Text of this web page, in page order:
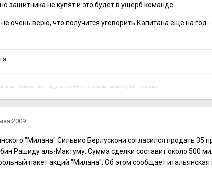
защитника не купят и это будет в ущерб команде.
не очень верю, что получится уговорить Капитана еще на
Темного Леса. Будь безупречен в своих желаниях (с) М. Петросян
2009
"Милана" Сильвио Берлускони согласился продать 35
Рашиду аль-Мактуму. Сумма сделки составит около 500
пакет акций "Милана". Об этом сообщает итальянская